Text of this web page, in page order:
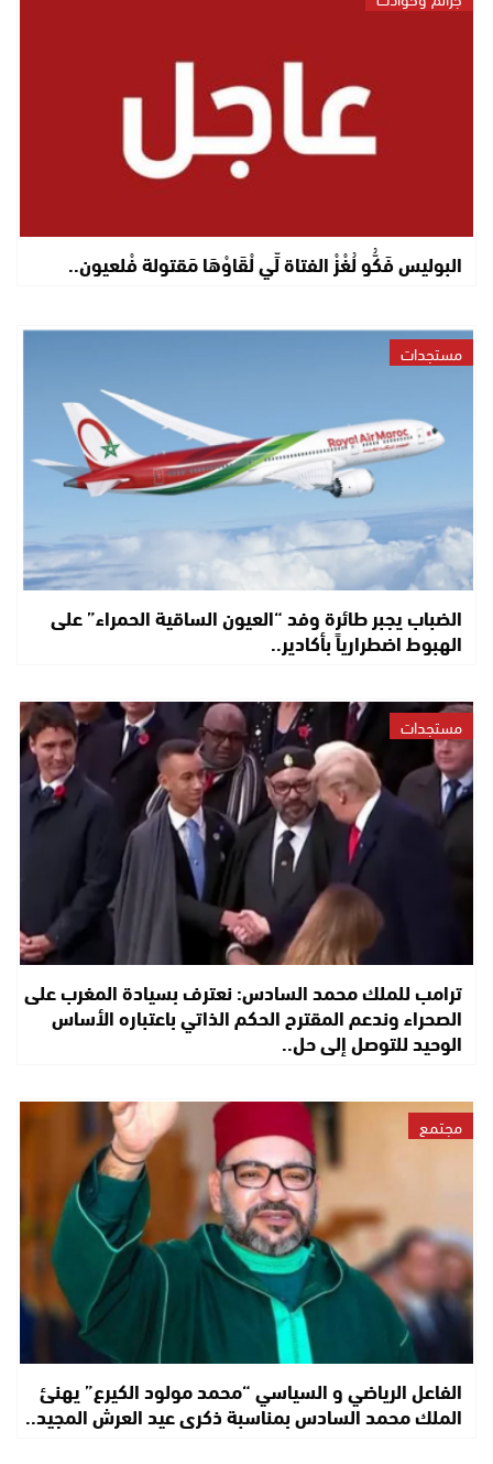
البوليس فَكُّو لُغْزْ الفتاة لِّي لْقَاوْهَا مَقتولة فْلعيون..
مستجدات
الضباب يجبر طائرة وفد “العيون الساقية الحمراء” على
الهبوط اضطرارياً بأكادير..
مستجدات
ترامب للملك محمد السادس: نعترف بسيادة المغرب على
الصحراء وندعم المقترح الحكم الذاتي باعتباره الأساس
الوحيد للتوصل إلى حل..
مجتمع
الفاعل الرياضي و السياسي “محمد مولود الكيرع” يهنئ
الملك محمد السادس بمناسبة ذكرى عيد العرش المجيد..